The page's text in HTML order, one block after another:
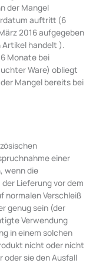
der Mangel
auftritt (6
2016 aufgegeben
Artikel handelt ).
Monate bei
Ware) obliegt
Mangel bereits bei
einer
wenn die
Lieferung vor dem
normalen Verschleiß
genug sein (der
Verwendung
in einem solchen
nicht oder nicht
oder sie den Ausfall